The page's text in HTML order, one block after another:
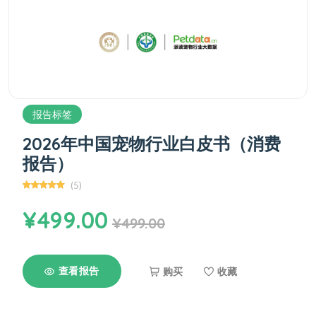
报告标签
2026年中国宠物行业白皮书（消费
报告）
(5)
¥499.00 ¥499.00
查看报告 购买 收藏